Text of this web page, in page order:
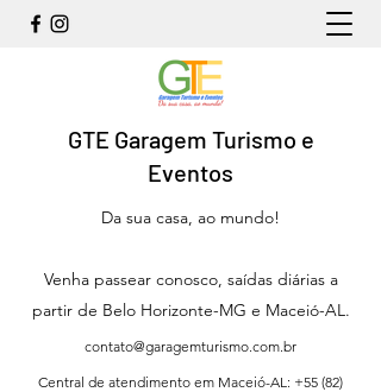
GTE Garagem Turismo e
Eventos
Da sua casa, ao mundo!
Venha passear conosco, saídas diárias a
partir de Belo Horizonte-MG e Maceió-AL.
contato@garagemturismo.com.br
Central de atendimento em Maceió-AL: +55 (82)